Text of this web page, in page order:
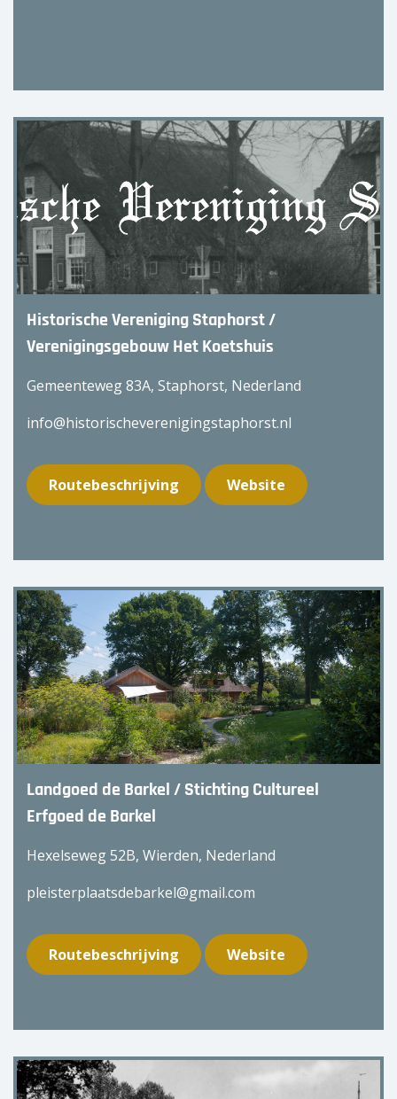
Historische Vereniging Staphorst /
Verenigingsgebouw Het Koetshuis
Gemeenteweg 83A, Staphorst, Nederland
info@historischeverenigingstaphorst.nl
Routebeschrijving Website
Landgoed de Barkel / Stichting Cultureel
Erfgoed de Barkel
Hexelseweg 52B, Wierden, Nederland
pleisterplaatsdebarkel@gmail.com
Routebeschrijving Website